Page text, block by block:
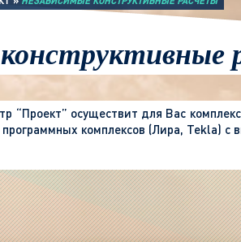
“Проект” осуществит для Вас
комплексов (Лира, Tekla) с